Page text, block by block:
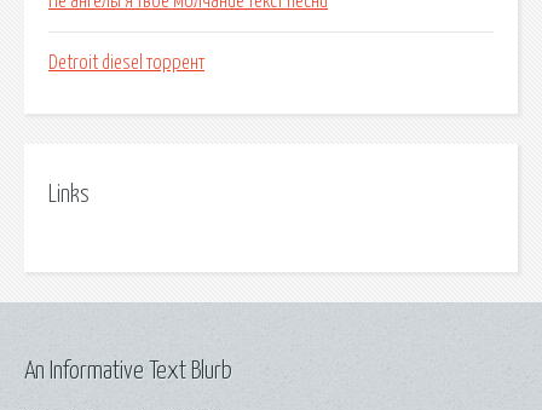
Detroit diesel торрент
Links
An Informative Text Blurb